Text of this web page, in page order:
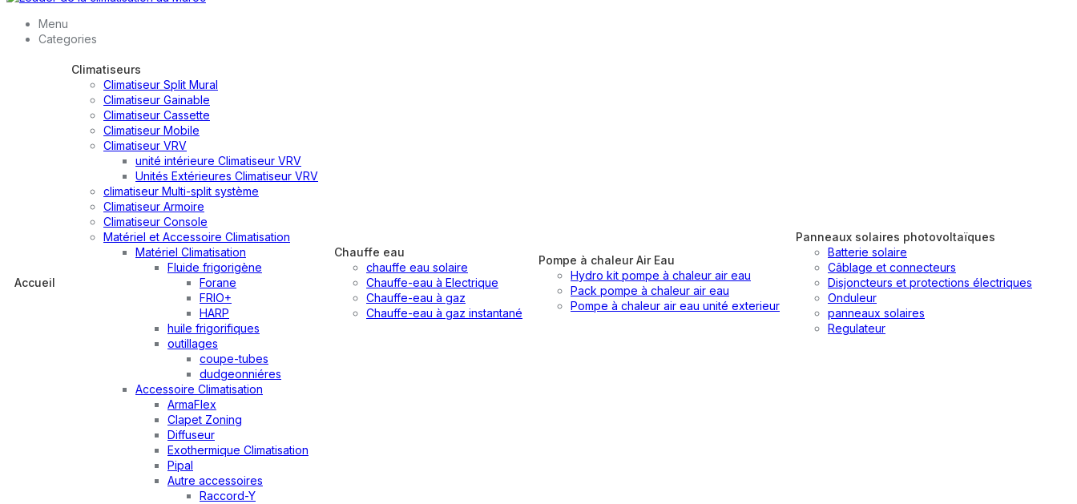
Menu
Categories
Accueil
Climatiseurs
Climatiseur Split Mural
Climatiseur Gainable
Climatiseur Cassette
Climatiseur Mobile
Climatiseur VRV
unité intérieure Climatiseur VRV
Unités Extérieures Climatiseur VRV
climatiseur Multi-split système
Climatiseur Armoire
Climatiseur Console
Matériel et Accessoire Climatisation
Matériel Climatisation
Fluide frigorigène
Forane
FRIO+
HARP
huile frigorifiques
outillages
coupe-tubes
dudgeonniéres
Accessoire Climatisation
ArmaFlex
Clapet Zoning
Diffuseur
Exothermique Climatisation
Pipal
Autre accessoires
Raccord-Y
Chauffe eau
chauffe eau solaire
Chauffe-eau à Electrique
Chauffe-eau à gaz
Chauffe-eau à gaz instantané
Pompe à chaleur Air Eau
Hydro kit pompe à chaleur air eau
Pack pompe à chaleur air eau
Pompe à chaleur air eau unité exterieur
Panneaux solaires photovoltaïques
Batterie solaire
Câblage et connecteurs
Disjoncteurs et protections électriques
Onduleur
panneaux solaires
Regulateur